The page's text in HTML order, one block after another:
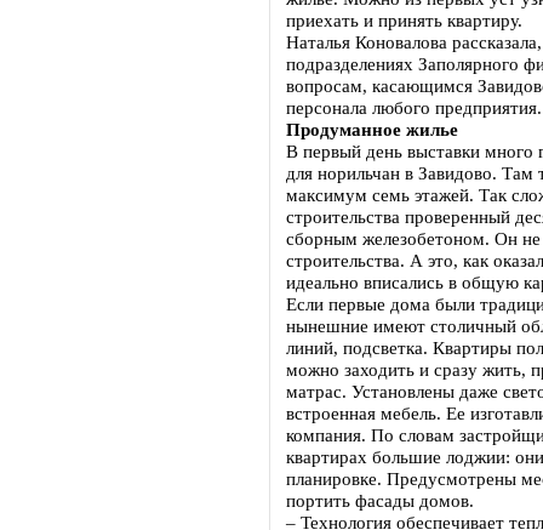
приехать и принять квартиру.
Наталья Коновалова
подразделениях Заполярного
вопросам, касающимся
персонала любого предприятия.
Продуманное жилье
В первый день выставки много
для норильчан в Завидово.
максимум семь этажей. Так
строительства проверенный
сборным железобетоном. Он не
строительства. А это, как
идеально вписались в общую
Если первые дома были
нынешние имеют столичный
линий, подсветка. Квартиры
можно заходить и сразу жить,
матрас. Установлены даже
встроенная мебель. Ее
компания. По словам
квартирах большие лоджии:
планировке. Предусмотрены
портить фасады домов.
– Технология обеспечивает